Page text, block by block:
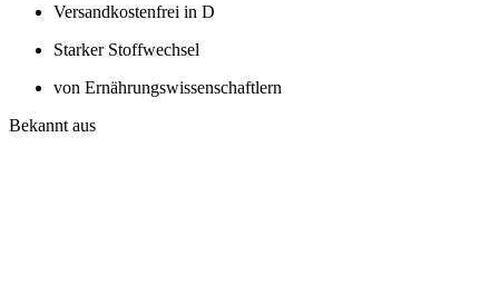
Versandkostenfrei in D
Starker Stoffwechsel
von Ernährungswissenschaftlern
Bekannt aus